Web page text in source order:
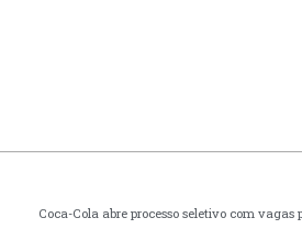
Coca-Cola abre processo seletivo com